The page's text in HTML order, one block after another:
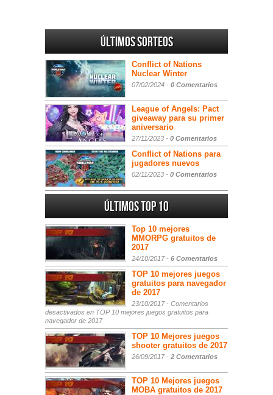
Últimos sorteos
Conflict of Nations
Nuclear Winter
07/02/2024 - 0 Comentarios
League of Angels: Pact
giveaway para su primer
aniversario
27/11/2023 - 0 Comentarios
Conflict of Nations para
jugadores nuevos
02/11/2023 - 0 Comentarios
Últimos Top 10
Top 10 mejores
MMORPG gratuitos de
2017
24/10/2017 - 6 Comentarios
TOP 10 mejores juegos
gratuitos para navegador
de 2017
23/10/2017 - Comentarios
desactivados en TOP 10 mejores juegos gratuitos para
navegador de 2017
TOP 10 Mejores juegos
shooter gratuitos de 2017
26/09/2017 - 2 Comentarios
TOP 10 Mejores juegos
MOBA gratuitos de 2017